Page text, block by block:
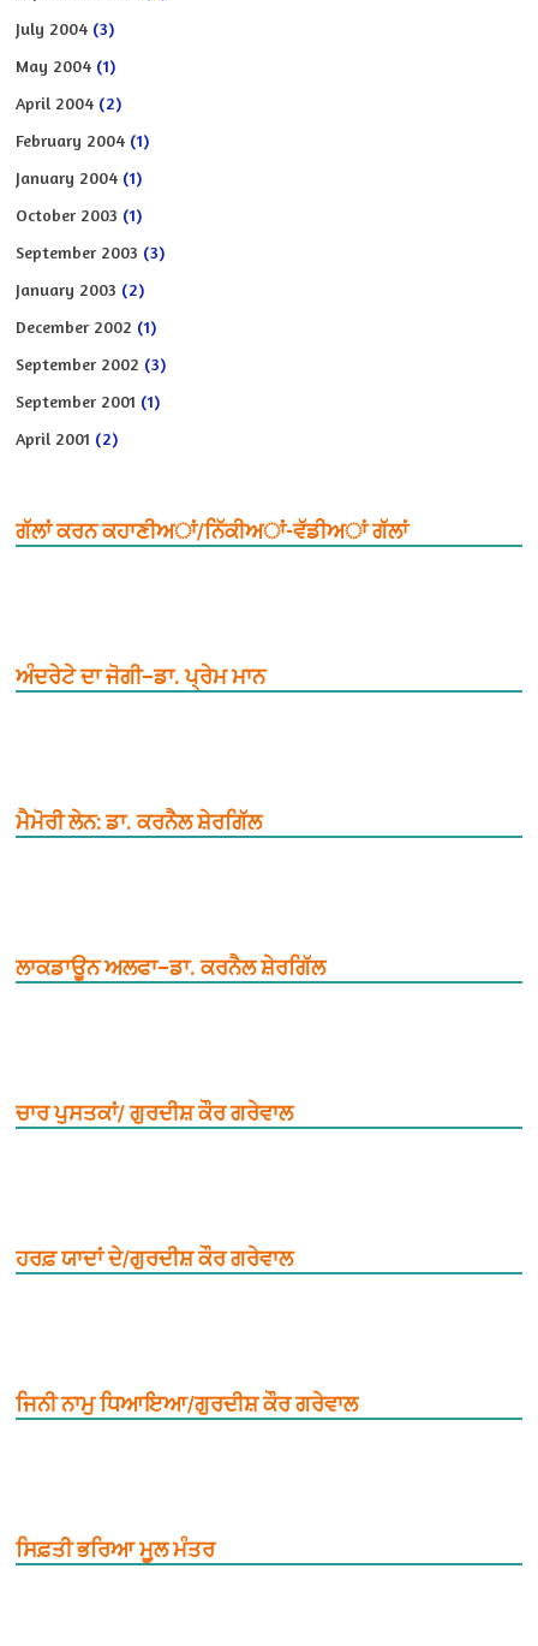
July 2004 (3)
May 2004 (1)
April 2004 (2)
February 2004 (1)
January 2004 (1)
October 2003 (1)
September 2003 (3)
January 2003 (2)
December 2002 (1)
September 2002 (3)
September 2001 (1)
April 2001 (2)
ਗੱਲਾਂ ਕਰਨ ਕਹਾਣੀਅਾਂ/ਨਿੱਕੀਅਾਂ-ਵੱਡੀਅਾਂ ਗੱਲਾਂ
ਅੰਦਰੇਟੇ ਦਾ ਜੋਗੀ–ਡਾ. ਪ੍ਰੇਮ ਮਾਨ
ਮੈਮੋਰੀ ਲੇਨ: ਡਾ. ਕਰਨੈਲ ਸ਼ੇਰਗਿੱਲ
ਲਾਕਡਾਊਨ ਅਲਫਾ–ਡਾ. ਕਰਨੈਲ ਸ਼ੇਰਗਿੱਲ
ਚਾਰ ਪੁਸਤਕਾਂ/ ਗੁਰਦੀਸ਼ ਕੌਰ ਗਰੇਵਾਲ
ਹਰਫ਼ ਯਾਦਾਂ ਦੇ/ਗੁਰਦੀਸ਼ ਕੌਰ ਗਰੇਵਾਲ
ਜਿਨੀ ਨਾਮੁ ਧਿਆਇਆ/ਗੁਰਦੀਸ਼ ਕੌਰ ਗਰੇਵਾਲ
ਸਿਫ਼ਤੀ ਭਰਿਆ ਮੂ਼ਲ ਮੰਤਰ